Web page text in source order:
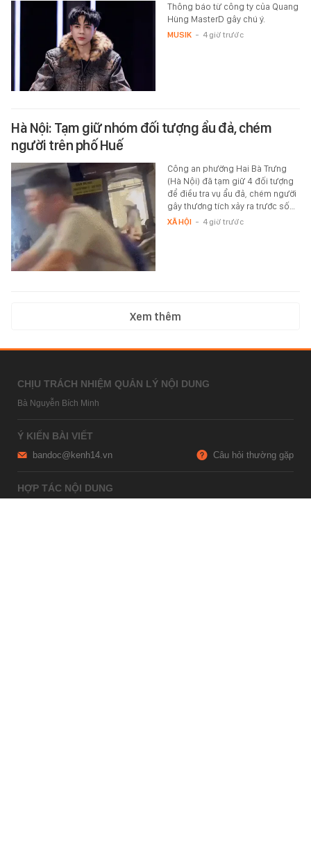
Thông báo từ công ty của Quang
Hùng MasterD gây chú ý.
MUSIK - 4 giờ trước
Hà Nội: Tạm giữ nhóm đối tượng ẩu đả, chém
người trên phố Huế
Công an phường Hai Bà Trưng
(Hà Nội) đã tạm giữ 4 đối tượng
để điều tra vụ ẩu đả, chém người
gây thương tích xảy ra trước số…
XÃ HỘI - 4 giờ trước
Xem thêm
CHỊU TRÁCH NHIỆM QUẢN LÝ NỘI DUNG
Bà Nguyễn Bích Minh
Ý KIẾN BÀI VIẾT
bandoc@kenh14.vn Câu hỏi thường gặp
HỢP TÁC NỘI DUNG